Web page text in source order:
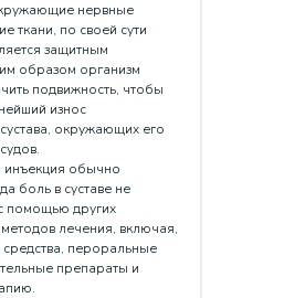
нервные
ткани, по своей сути
защитным
образом организм
подвижность, чтобы
износ
окружающих его
инъекция обычно
боль в суставе не
помощью других
лечения, включая,
пероральные
препараты и